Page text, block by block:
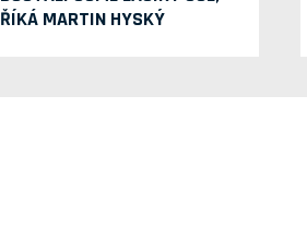
ŘÍKÁ MARTIN HYSKÝ